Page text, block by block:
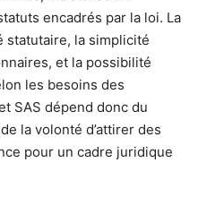
encadrés par la loi. La
statutaire, la simplicité
et la possibilité
les besoins des
SAS dépend donc du
la volonté d’attirer des
pour un cadre juridique